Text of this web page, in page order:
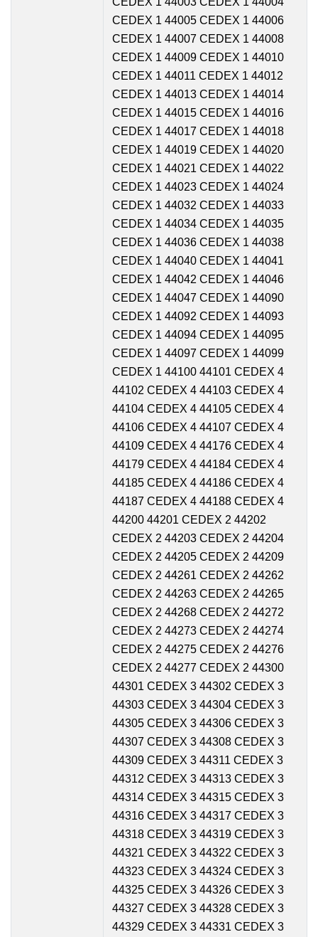
CEDEX 1 44005 CEDEX 1 44006
CEDEX 1 44007 CEDEX 1 44008
CEDEX 1 44009 CEDEX 1 44010
CEDEX 1 44011 CEDEX 1 44012
CEDEX 1 44013 CEDEX 1 44014
CEDEX 1 44015 CEDEX 1 44016
CEDEX 1 44017 CEDEX 1 44018
CEDEX 1 44019 CEDEX 1 44020
CEDEX 1 44021 CEDEX 1 44022
CEDEX 1 44023 CEDEX 1 44024
CEDEX 1 44032 CEDEX 1 44033
CEDEX 1 44034 CEDEX 1 44035
CEDEX 1 44036 CEDEX 1 44038
CEDEX 1 44040 CEDEX 1 44041
CEDEX 1 44042 CEDEX 1 44046
CEDEX 1 44047 CEDEX 1 44090
CEDEX 1 44092 CEDEX 1 44093
CEDEX 1 44094 CEDEX 1 44095
CEDEX 1 44097 CEDEX 1 44099
CEDEX 1 44100 44101 CEDEX 4
44102 CEDEX 4 44103 CEDEX 4
44104 CEDEX 4 44105 CEDEX 4
44106 CEDEX 4 44107 CEDEX 4
44109 CEDEX 4 44176 CEDEX 4
44179 CEDEX 4 44184 CEDEX 4
44185 CEDEX 4 44186 CEDEX 4
44187 CEDEX 4 44188 CEDEX 4
44200 44201 CEDEX 2 44202
CEDEX 2 44203 CEDEX 2 44204
CEDEX 2 44205 CEDEX 2 44209
CEDEX 2 44261 CEDEX 2 44262
CEDEX 2 44263 CEDEX 2 44265
CEDEX 2 44268 CEDEX 2 44272
CEDEX 2 44273 CEDEX 2 44274
CEDEX 2 44275 CEDEX 2 44276
CEDEX 2 44277 CEDEX 2 44300
44301 CEDEX 3 44302 CEDEX 3
44303 CEDEX 3 44304 CEDEX 3
44305 CEDEX 3 44306 CEDEX 3
44307 CEDEX 3 44308 CEDEX 3
44309 CEDEX 3 44311 CEDEX 3
44312 CEDEX 3 44313 CEDEX 3
44314 CEDEX 3 44315 CEDEX 3
44316 CEDEX 3 44317 CEDEX 3
44318 CEDEX 3 44319 CEDEX 3
44321 CEDEX 3 44322 CEDEX 3
44323 CEDEX 3 44324 CEDEX 3
44325 CEDEX 3 44326 CEDEX 3
44327 CEDEX 3 44328 CEDEX 3
44329 CEDEX 3 44331 CEDEX 3